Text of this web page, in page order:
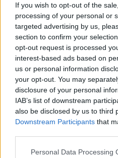
If you wish to opt-out of the
processing of your personal or
targeted advertising by us,
section to confirm your
opt-out request is processed
interest-based ads based on
us or personal information
your opt-out. You may
disclosure of your personal
IAB’s list of downstream
also be disclosed by us to third
Downstream Participants that
Personal Data Processing
Rusijai antkaklį dar
opoziciniame žurnale
redagavo.
„Esu ištekėjusi už
metaforiškai rašė
Čečėnijos karas tapo
Štai taip nuo tada ir
pakęsti, o jis –
susirinkę žmonės